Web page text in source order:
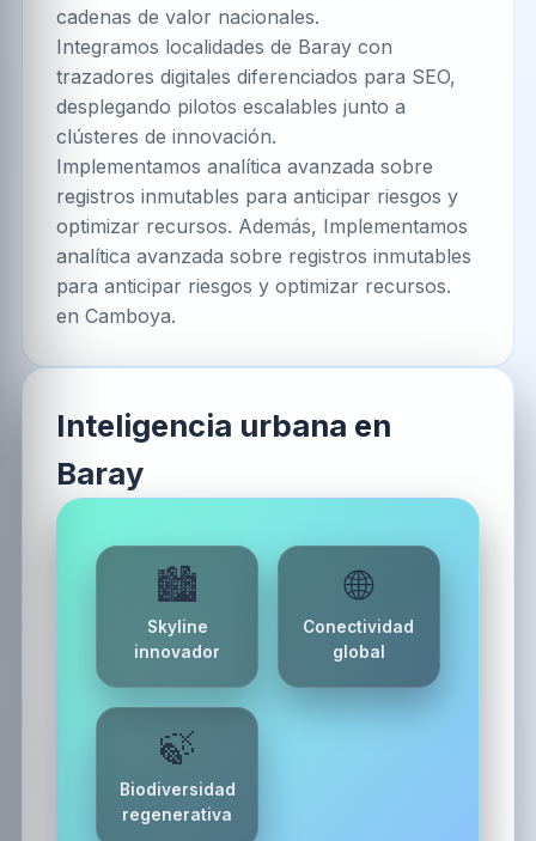
cadenas de valor nacionales.
Integramos localidades de Baray con
trazadores digitales diferenciados para SEO,
desplegando pilotos escalables junto a
clústeres de innovación.
Implementamos analítica avanzada sobre
registros inmutables para anticipar riesgos y
optimizar recursos. Además, Implementamos
analítica avanzada sobre registros inmutables
para anticipar riesgos y optimizar recursos.
en Camboya.
Inteligencia urbana en
Baray
🏙️
Skyline
innovador
🌐
Conectividad
global
🍃
Biodiversidad
regenerativa